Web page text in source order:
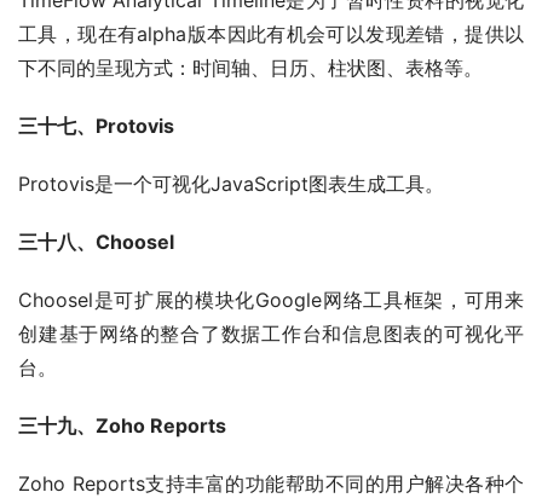
工具，现在有alpha版本因此有机会可以发现差错，提供以
下不同的呈现方式：时间轴、日历、柱状图、表格等。
三十七、Protovis
Protovis是一个可视化JavaScript图表生成工具。
三十八、Choosel
Choosel是可扩展的模块化Google网络工具框架，可用来
创建基于网络的整合了数据工作台和信息图表的可视化平
台。
三十九、Zoho Reports
Zoho Reports支持丰富的功能帮助不同的用户解决各种个